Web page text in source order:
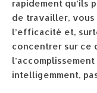
rapidement qu’ils
de travailler, vous
l’efficacité et,
concentrer sur ce
intelligemment,